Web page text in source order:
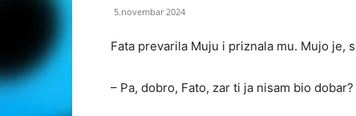
5.novembar 2024
Fata prevarila Muju i priznala mu. Mujo je,
– Pa, dobro, Fato, zar ti ja nisam bio